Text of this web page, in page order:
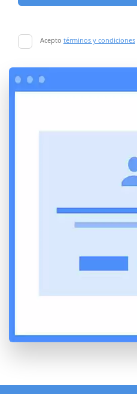
Acepto términos y condiciones